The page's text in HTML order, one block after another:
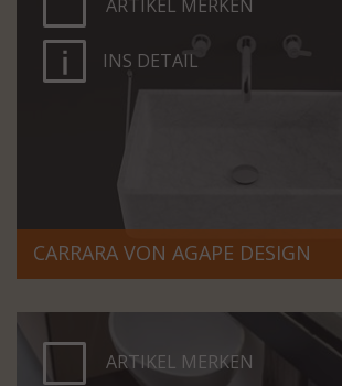
ARTIKEL MERKEN
INS DETAIL
CARRARA VON AGAPE DESIGN
ARTIKEL MERKEN